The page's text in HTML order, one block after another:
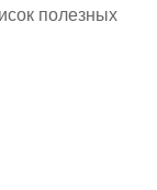
полезных